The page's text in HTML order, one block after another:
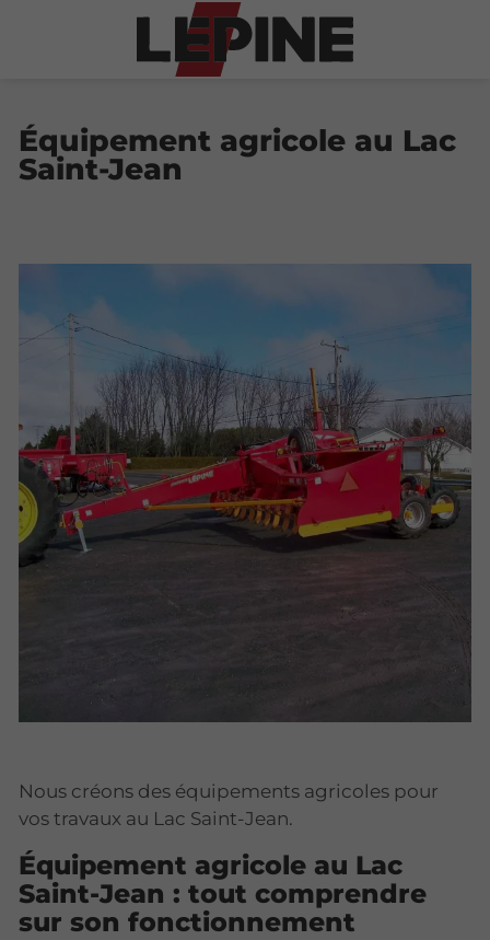
Équipement agricole au Lac
Saint-Jean
Nous créons des équipements agricoles pour
vos travaux au Lac Saint-Jean.
Équipement agricole au Lac
Saint-Jean : tout comprendre
sur son fonctionnement